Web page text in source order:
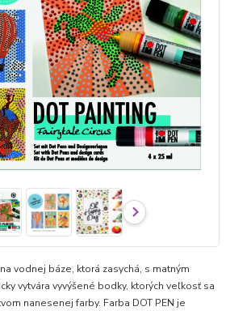
vodnej báze, ktorá zasychá, s matným
vytvára vyvýšené bodky, ktorých veľkosť sa
nanesenej farby. Farba DOT PEN je